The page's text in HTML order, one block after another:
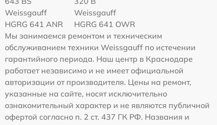
Weissgauff
HGRG 641 ANR
Weissgauff
HGRG 641 OWR
Мы занимаемся ремонтом и техническим
обслуживанием техники Weissgauff по истечении
гарантийного периода. Наш центр в Краснодаре
работает независимо и не имеет официальной
авторизации от производителя. Цены на ремонт,
указанные на сайте, носят исключительно
ознакомительный характер и не являются публичной
офертой согласно п. 2 ст. 437 ГК РФ. Названия и